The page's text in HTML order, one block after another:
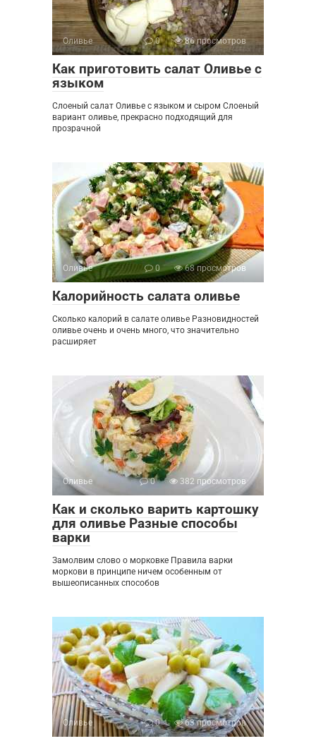
Оливье 0 86 просмотров
Как приготовить салат Оливье с
языком
Слоеный салат Оливье с языком и сыром Слоеный
вариант оливье, прекрасно подходящий для
прозрачной
Оливье 0 68 просмотров
Калорийность салата оливье
Сколько калорий в салате оливье Разновидностей
оливье очень и очень много, что значительно
расширяет
Оливье 0 382 просмотров
Как и сколько варить картошку
для оливье Разные способы
варки
Замолвим слово о морковке Правила варки
моркови в принципе ничем особенным от
вышеописанных способов
Оливье 0 63 просмотров